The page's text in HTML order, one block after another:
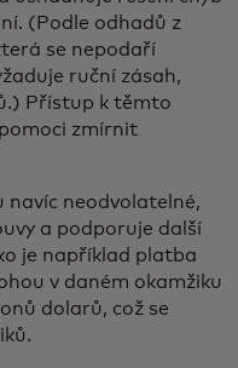
(Podle odhadů z
se nepodaří
ruční zásah,
Přístup k těmto
zmírnit
navíc neodvolatelné,
a podporuje další
je například platba
v daném okamžiku
dolarů, což se